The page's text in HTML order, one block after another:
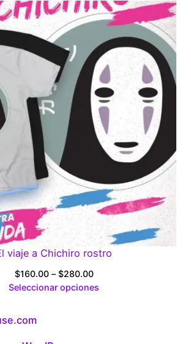
$160.00
through
viaje a Chichiro rostro
$160.00 – $280.00Price
range:
Seleccionar opciones